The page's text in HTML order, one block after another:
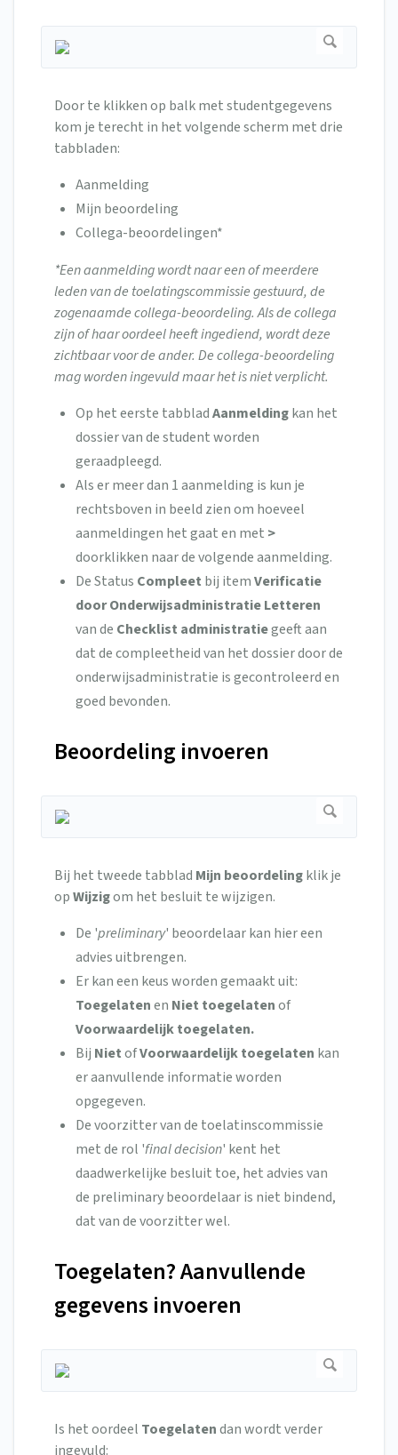
Door te klikken op balk met studentgegevens
kom je terecht in het volgende scherm met drie
tabbladen:
Aanmelding
Mijn beoordeling
Collega-beoordelingen*
*Een aanmelding wordt naar een of meerdere
leden van de toelatingscommissie gestuurd, de
zogenaamde collega-beoordeling. Als de collega
zijn of haar oordeel heeft ingediend, wordt deze
zichtbaar voor de ander. De collega-beoordeling
mag worden ingevuld maar het is niet verplicht.
Op het eerste tabbladAanmeldingkan het
dossier van de student worden
geraadpleegd.
Als er meer dan 1 aanmelding is kun je
rechtsboven in beeld zien om hoeveel
aanmeldingen het gaat en met >
doorklikken naar de volgende aanmelding.
De Status Compleet bij itemVerificatie
door Onderwijsadministratie Letteren
van de Checklist administratiegeeft aan
dat de compleetheid van het dossier door de
onderwijsadministratie is gecontroleerd en
goed bevonden.
Beoordeling invoeren
Bij het tweede tabblad Mijn beoordelingklik je
opWijzigom het besluit te wijzigen.
De 'preliminary' beoordelaar kan hier een
advies uitbrengen.
Er kan een keus worden gemaakt uit:
Toegelatenen Niet toegelatenof
Voorwaardelijk toegelaten.
Bij NietofVoorwaardelijk toegelaten kan
er aanvullende informatie worden
opgegeven.
De voorzitter van de toelatinscommissie
met de rol 'finaldecision' kent het
daadwerkelijke besluit toe, het advies van
de preliminary beoordelaar is niet bindend,
dat van de voorzitter wel.
Toegelaten? Aanvullende
gegevens invoeren
Is het oordeel Toegelatendan wordt verder
ingevuld: